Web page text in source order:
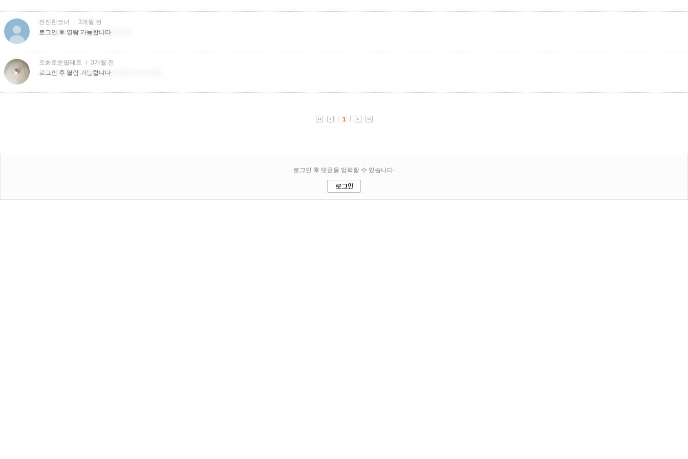
잔잔한코너
3개월 전
더치트더치트더치트더치�더치트
로그인 후 열람 가능합니다
조화로운팔레트
3개월 전
더치트더치트더치트더치트더치트더치더치트
로그인 후 열람 가능합니다
1
로그인 후 댓글을 입력할 수 있습니다.